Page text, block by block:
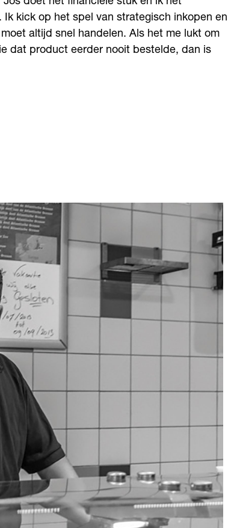
kick op het spel van strategisch inkopen en
altijd snel handelen. Als het me lukt om
dat product eerder nooit bestelde, dan is